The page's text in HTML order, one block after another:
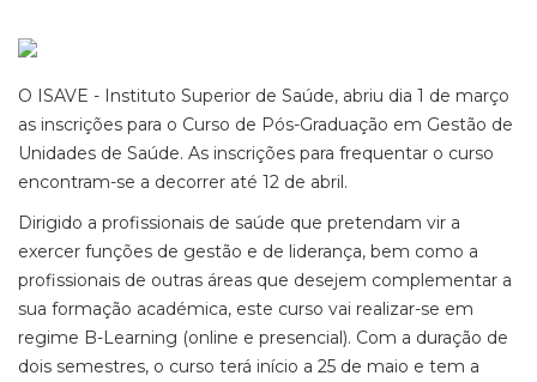
O ISAVE - Instituto Superior de Saúde, abriu dia 1 de março
as inscrições para o Curso de Pós-Graduação em Gestão de
Unidades de Saúde. As inscrições para frequentar o curso
encontram-se a decorrer até 12 de abril.
Dirigido a profissionais de saúde que pretendam vir a
exercer funções de gestão e de liderança, bem como a
profissionais de outras áreas que desejem complementar a
sua formação académica, este curso vai realizar-se em
regime B-Learning (online e presencial). Com a duração de
dois semestres, o curso terá início a 25 de maio e tem a